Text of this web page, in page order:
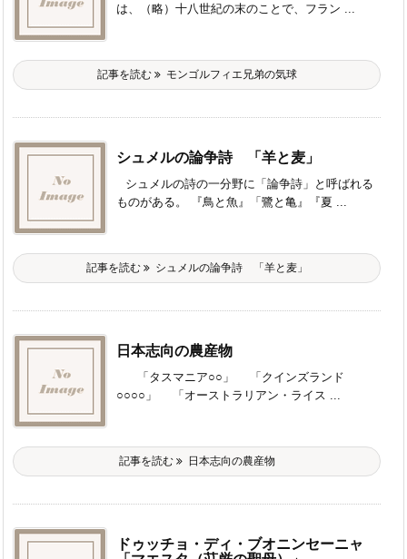
は、（略）十八世紀の末のことで、フラン ...
記事を読む モンゴルフィエ兄弟の気球
シュメルの論争詩 「羊と麦」
シュメルの詩の一分野に「論争詩」と呼ばれる
ものがある。 『鳥と魚』「鷺と亀』『夏 ...
記事を読む シュメルの論争詩 「羊と麦」
日本志向の農産物
「タスマニア○○」 「クインズランド
○○○○」 「オーストラリアン・ライス ...
記事を読む 日本志向の農産物
ドゥッチョ・ディ・ブオニンセーニャ